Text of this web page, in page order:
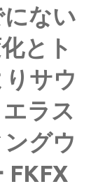
ない
とト
サウ
ラス
グウ
FKFX